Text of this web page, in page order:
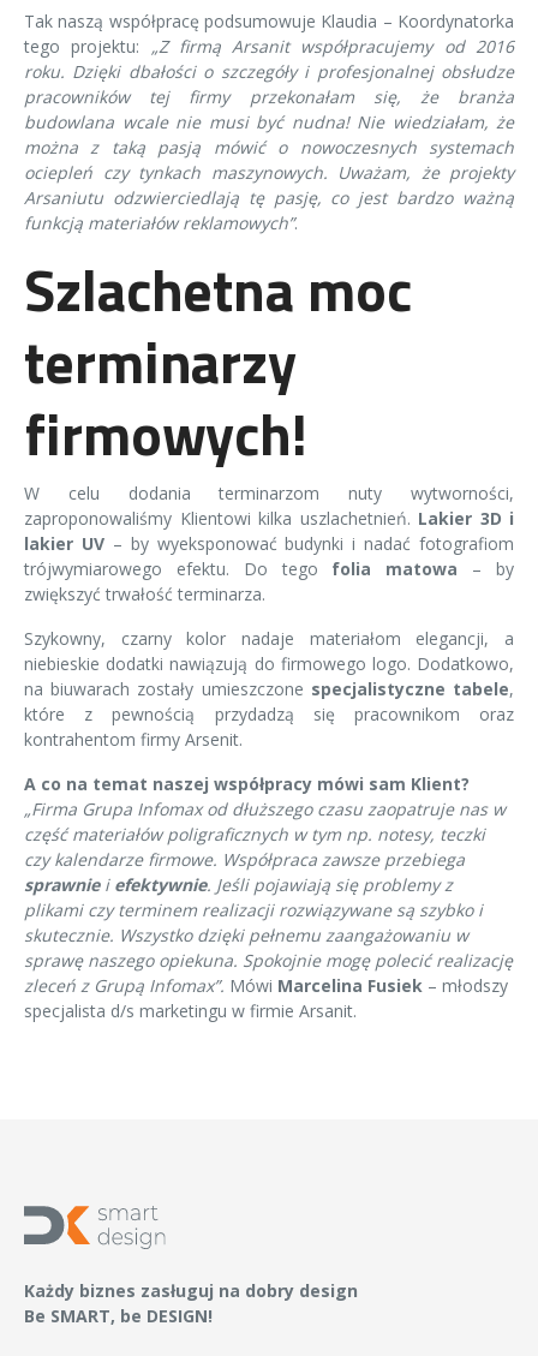
Dodatki do
bloków /
indywidualne
projekty
bloków
Akcesoria
Notes
Organizer
Tak naszą współpracę podsumowuje Klaudia – Koordynatorka
tego projektu: „Z firmą Arsanit współpracujemy od 2016
roku. Dzięki dbałości o szczegóły i profesjonalnej obsłudze
pracowników tej firmy przekonałam się, że branża
budowlana wcale nie musi być nudna! Nie wiedziałam, że
można z taką pasją mówić o nowoczesnych systemach
ociepleń czy tynkach maszynowych. Uważam, że projekty
Arsaniutu odzwierciedlają tę pasję, co jest bardzo ważną
funkcją materiałów reklamowych”.
Szlachetna moc
terminarzy
firmowych!
W celu dodania terminarzom nuty wytworności,
zaproponowaliśmy Klientowi kilka uszlachetnień. Lakier 3D i
lakier UV– by wyeksponować budynki i nadać fotografiom
trójwymiarowego efektu. Do tego folia matowa – by
zwiększyć trwałość terminarza.
Szykowny, czarny kolor nadaje materiałom elegancji, a
niebieskie dodatki nawiązują do firmowego logo. Dodatkowo,
na biuwarach zostały umieszczone specjalistyczne tabele,
które z pewnością przydadzą się pracownikom oraz
kontrahentom firmy Arsenit.
A co na temat naszej współpracy mówi sam Klient?
„Firma Grupa Infomax od dłuższego czasu zaopatruje nas w
część materiałów poligraficznych w tym np. notesy, teczki
czy kalendarze firmowe. Współpraca zawsze przebiega
sprawniei efektywnie. Jeśli pojawiają się problemy z
plikami czy terminem realizacji rozwiązywane są szybko i
skutecznie. Wszystko dzięki pełnemu zaangażowaniu w
sprawę naszego opiekuna. Spokojnie mogę polecić realizację
zleceń z Grupą Infomax”. Mówi Marcelina Fusiek – młodszy
specjalista d/s marketingu w firmie Arsanit.
Każdy biznes zasługuj na dobry design
Be SMART, be DESIGN!